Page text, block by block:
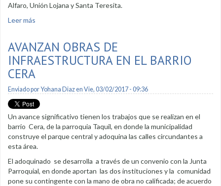
Alfaro, Unión Lojana y Santa Teresita.
Leer más
AVANZAN OBRAS DE
INFRAESTRUCTURA EN EL BARRIO
CERA
Enviado porYohana Diazen Vie, 03/02/2017 - 09:36
Un avance significativo tienen los trabajos que se realizan en el
barrio Cera, de la parroquia Taquil, en donde la municipalidad
construye el parque central y adoquina las calles circundantes a
esta área.
El adoquinado se desarrolla a través de un convenio con la Junta
Parroquial, en donde aportan las dos instituciones y la comunidad
pone su contingente con la mano de obra no calificada; de acuerdo